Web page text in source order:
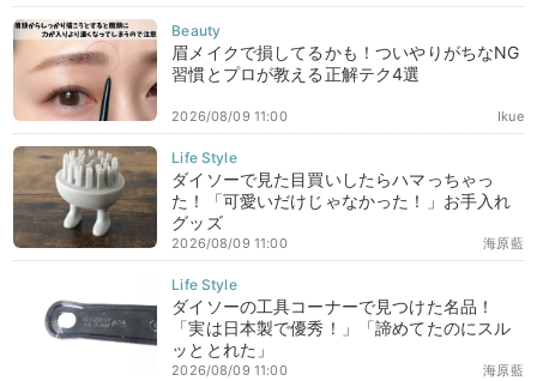
眉メイクで損してるかも！ついやりがちなNG
習慣とプロが教える正解テク4選
Ikue
2026/08/09 11:00
ダイソーで見た目買いしたらハマっちゃっ
た！「可愛いだけじゃなかった！」お手入れ
グッズ
海原藍
2026/08/09 11:00
ダイソーの工具コーナーで見つけた名品！
「実は日本製で優秀！」「諦めてたのにスル
ッととれた」
海原藍
2026/08/09 11:00